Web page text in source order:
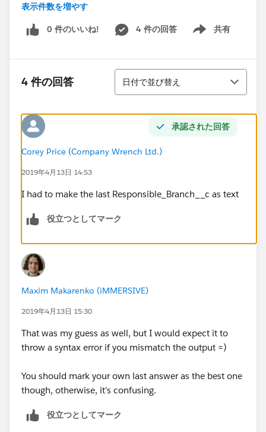
Opportunity_Branch__c
Responsible_Branch__c )
表示件数を増やす
0 件のいいね! 4 件の回答 共有
Show menu
4 件の回答
並び替え
日付で並び替え
承認された回答
Corey Price (Company Wrench Ltd.)
2019年4月13日 14:53
I had to make the last Responsible_Branch__c as text
役立つとしてマーク
Maxim Makarenko (iMMERSIVE)
2019年4月13日 15:30
That was my guess as well, but I would expect it to
throw a syntax error if you mismatch the output =)
You should mark your own last answer as the best one
though, otherwise, it's confusing.
役立つとしてマーク